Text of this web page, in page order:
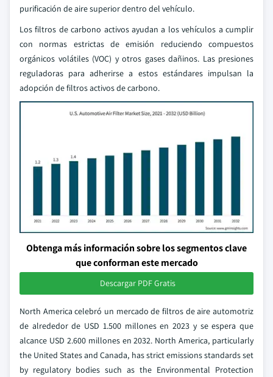
purificación de aire superior dentro del vehículo.
Los filtros de carbono activos ayudan a los vehículos a cumplir
con normas estrictas de emisión reduciendo compuestos
orgánicos volátiles (VOC) y otros gases dañinos. Las presiones
reguladoras para adherirse a estos estándares impulsan la
adopción de filtros activos de carbono.
Obtenga más información sobre los segmentos clave
que conforman este mercado
Descargar PDF Gratis
North America celebró un mercado de filtros de aire automotriz
de alrededor de USD 1.500 millones en 2023 y se espera que
alcance USD 2.600 millones en 2032. North America, particularly
the United States and Canada, has strict emissions standards set
by regulatory bodies such as the Environmental Protection